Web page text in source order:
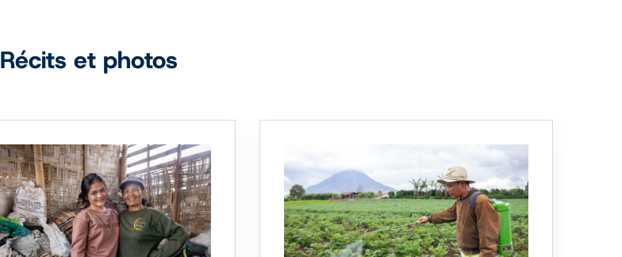
Récits et photos